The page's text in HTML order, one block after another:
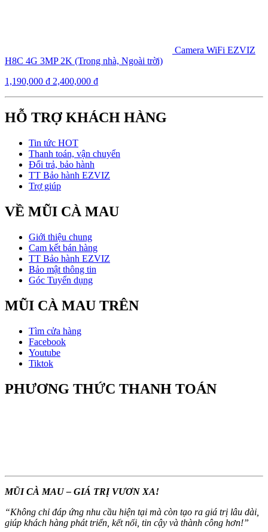
Camera WiFi EZVIZ
H8C 4G 3MP 2K (Trong nhà, Ngoài trời)
1,190,000 ₫ 2,400,000 ₫
HỖ TRỢ KHÁCH HÀNG
Tin tức HOT
Thanh toán, vận chuyển
Đổi trả, bảo hành
TT Bảo hành EZVIZ
Trợ giúp
VỀ MŨI CÀ MAU
Giới thiệu chung
Cam kết bán hàng
TT Bảo hành EZVIZ
Bảo mật thông tin
Góc Tuyển dụng
MŨI CÀ MAU TRÊN
Tìm cửa hàng
Facebook
Youtube
Tiktok
PHƯƠNG THỨC THANH TOÁN
MŨI CÀ MAU – GIÁ TRỊ VƯƠN XA!
“Không chỉ đáp ứng nhu cầu hiện tại mà còn tạo ra giá trị lâu dài,
giúp khách hàng phát triển, kết nối, tin cậy và thành công hơn!”